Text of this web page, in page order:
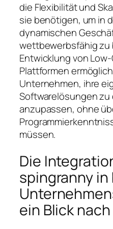
die Flexibilität und
sie benötigen, um in
dynamischen
wettbewerbsfähig zu
Entwicklung von
Plattformen
Unternehmen, ihre
Softwarelösungen
anzupassen, ohne
müssen.
Die
spingranny
ein Blick